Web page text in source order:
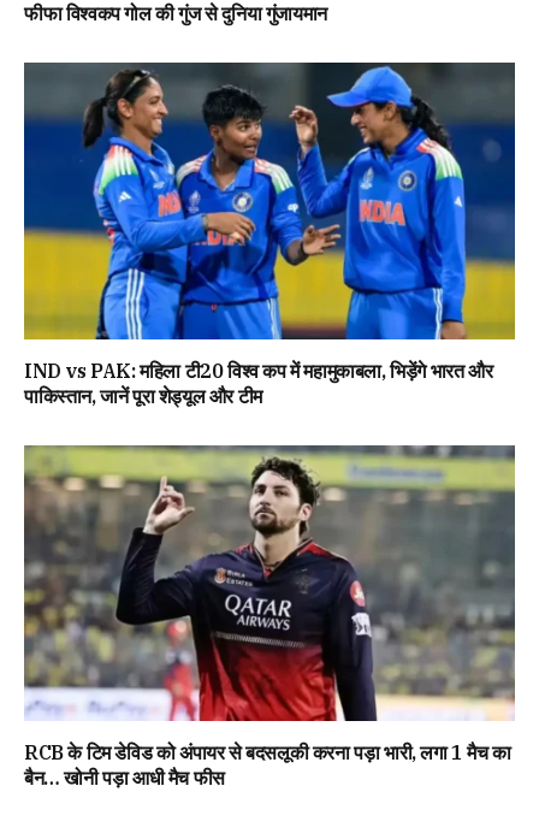
फीफा विश्वकप गोल की गुंज से दुनिया गुंजायमान
IND vs PAK: महिला टी20 विश्व कप में महामुकाबला, भिड़ेंगे भारत और
पाकिस्तान, जानें पूरा शेड्यूल और टीम
RCB के टिम डेविड को अंपायर से बदसलूकी करना पड़ा भारी, लगा 1 मैच का
बैन… खोनी पड़ा आधी मैच फीस